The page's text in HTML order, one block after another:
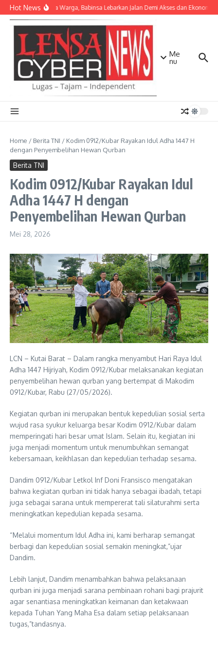
Lewati ke konten
Hot NewsBersama Warga, Babinsa Lebarkan Jalan Demi Akses dan Ekonomi
Me
nu
Home / Berita TNI / Kodim 0912/Kubar Rayakan Idul Adha 1447 H
dengan Penyembelihan Hewan Qurban
Berita TNI
Kodim 0912/Kubar Rayakan Idul
Adha 1447 H dengan
Penyembelihan Hewan Qurban
Mei 28, 2026
LCN – Kutai Barat – Dalam rangka menyambut Hari Raya Idul
Adha 1447 Hijriyah, Kodim 0912/Kubar melaksanakan kegiatan
penyembelihan hewan qurban yang bertempat di Makodim
0912/Kubar, Rabu (27/05/2026).
Kegiatan qurban ini merupakan bentuk kepedulian sosial serta
wujud rasa syukur keluarga besar Kodim 0912/Kubar dalam
memperingati hari besar umat Islam. Selain itu, kegiatan ini
juga menjadi momentum untuk menumbuhkan semangat
kebersamaan, keikhlasan dan kepedulian terhadap sesama.
Dandim 0912/Kubar Letkol Inf Doni Fransisco mengatakan
bahwa kegiatan qurban ini tidak hanya sebagai ibadah, tetapi
juga sebagai sarana untuk mempererat tali silaturahmi serta
meningkatkan kepedulian kepada sesama.
“Melalui momentum Idul Adha ini, kami berharap semangat
berbagi dan kepedulian sosial semakin meningkat,”ujar
Dandim.
Lebih lanjut, Dandim menambahkan bahwa pelaksanaan
qurban ini juga menjadi sarana pembinaan rohani bagi prajurit
agar senantiasa meningkatkan keimanan dan ketakwaan
kepada Tuhan Yang Maha Esa dalam setiap pelaksanaan
tugas,”tandasnya.